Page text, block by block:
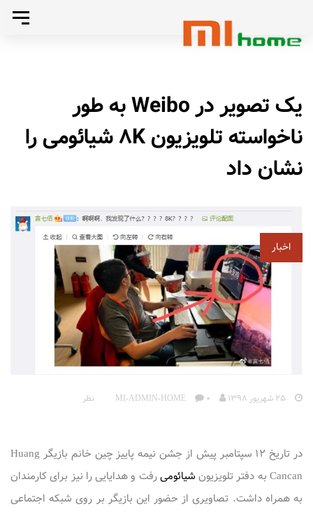
رد
کردن
لینک
ها
کردن
بندی
پرش
به
تغییر
یک تصویر در Weibo به طور
ناخواسته تلویزیون 8K شیائومی را
نشان داد
اخبار
25 شهریور 1398 0 نظر
در تاریخ 12 سپتامبر پیش از جشن نیمه پاییز چین خانم بازیگر Huang
Cancan به دفتر تلویزیون
شیائومیرفت و هدایایی را نیز برای کارمندان
به همراه داشت. تصاویری از حضور این بازیگر بر روی شبکه اجتماعی